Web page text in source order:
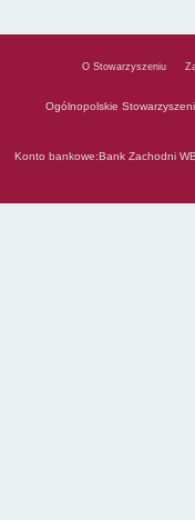
O Stowarzyszeniu
Ogólnopolskie
Konto bankowe:Bank Zachodni